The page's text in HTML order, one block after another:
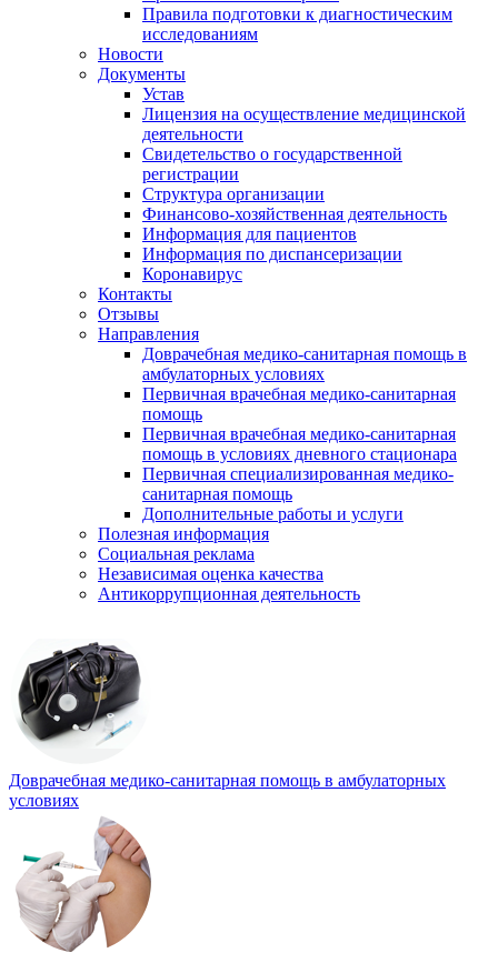
Правила подготовки к диагностическим
исследованиям
Новости
Документы
Устав
Лицензия на осуществление медицинской
деятельности
Свидетельство о государственной
регистрации
Структура организации
Финансово-хозяйственная деятельность
Информация для пациентов
Информация по диспансеризации
Коронавирус
Контакты
Отзывы
Направления
Доврачебная медико-санитарная помощь в
амбулаторных условиях
Первичная врачебная медико-санитарная
помощь
Первичная врачебная медико-санитарная
помощь в условиях дневного стационара
Первичная специализированная медико-
санитарная помощь
Дополнительные работы и услуги
Полезная информация
Социальная реклама
Независимая оценка качества
Антикоррупционная деятельность
Доврачебная медико-санитарная помощь в амбулаторных
условиях